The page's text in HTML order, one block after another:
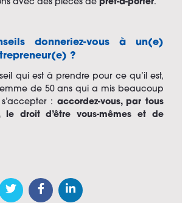
avec des pièces de prêt-à-porter.
donneriez-vous à un(e)
?
qui est à prendre pour ce qu’il est,
de 50 ans qui a mis beaucoup
: accordez-vous, par tous
le droit d’être vous-mêmes et de